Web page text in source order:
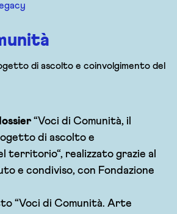
di ascolto e coinvolgimento del
“Voci di Comunità, il
di ascolto e
territorio“, realizzato grazie al
e condiviso, con Fondazione
“Voci di Comunità. Arte